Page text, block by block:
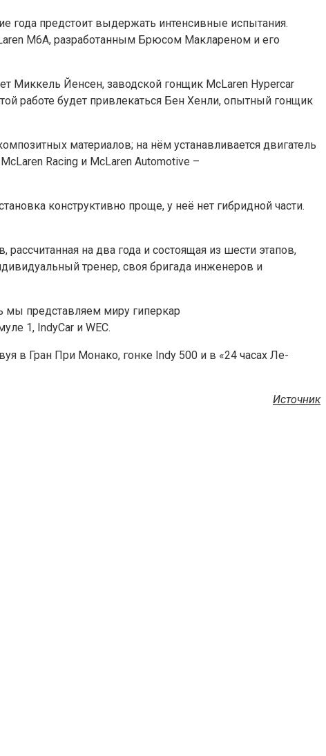
года предстоит выдержать интенсивные испытания.
M6A, разработанным Брюсом Маклареном и его
Миккель Йенсен, заводской гонщик McLaren Hypercar
работе будет привлекаться Бен Хенли, опытный гонщик
материалов; на нём устанавливается двигатель
Racing и McLaren Automotive –
конструктивно проще, у неё нет гибридной части.
на два года и состоящая из шести этапов,
тренер, своя бригада инженеров и
мы представляем миру гиперкар
1, IndyCar и WEC.
в Гран При Монако, гонке Indy 500 и в «24 часах Ле-
Источник